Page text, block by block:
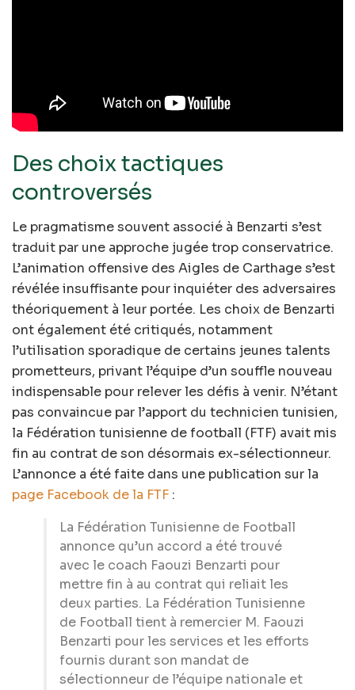
Des choix tactiques
controversés
Le pragmatisme souvent associé à Benzarti s’est
traduit par une approche jugée trop conservatrice.
L’animation offensive des Aigles de Carthage s’est
révélée insuffisante pour inquiéter des adversaires
théoriquement à leur portée. Les choix de Benzarti
ont également été critiqués, notamment
l’utilisation sporadique de certains jeunes talents
prometteurs, privant l’équipe d’un souffle nouveau
indispensable pour relever les défis à venir. N’étant
pas convaincue par l’apport du technicien tunisien,
la Fédération tunisienne de football (FTF) avait mis
fin au contrat de son désormais ex-sélectionneur.
L’annonce a été faite dans une publication sur la
page Facebook de la FTF :
La Fédération Tunisienne de Football
annonce qu’un accord a été trouvé
avec le coach Faouzi Benzarti pour
mettre fin à au contrat qui reliait les
deux parties. La Fédération Tunisienne
de Football tient à remercier M. Faouzi
Benzarti pour les services et les efforts
fournis durant son mandat de
sélectionneur de l’équipe nationale et